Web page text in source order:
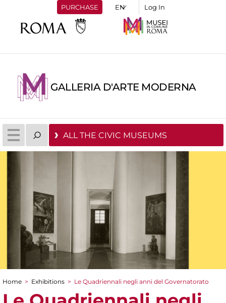
PURCHASE Log In
GALLERIA D'ARTE MODERNA
ALL THE CIVIC MUSEUMS
You are here
Home > Exhibitions > Le Quadriennali negli anni del Governatorato